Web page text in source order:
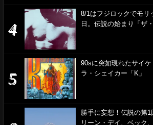
8/1はフジロックでモリ
日。伝説の始まり「ザ
90sに突如現れたサイ
ラ・シェイカー「K」
勝手に妄想！伝説の第
リーン・デイ、ベック